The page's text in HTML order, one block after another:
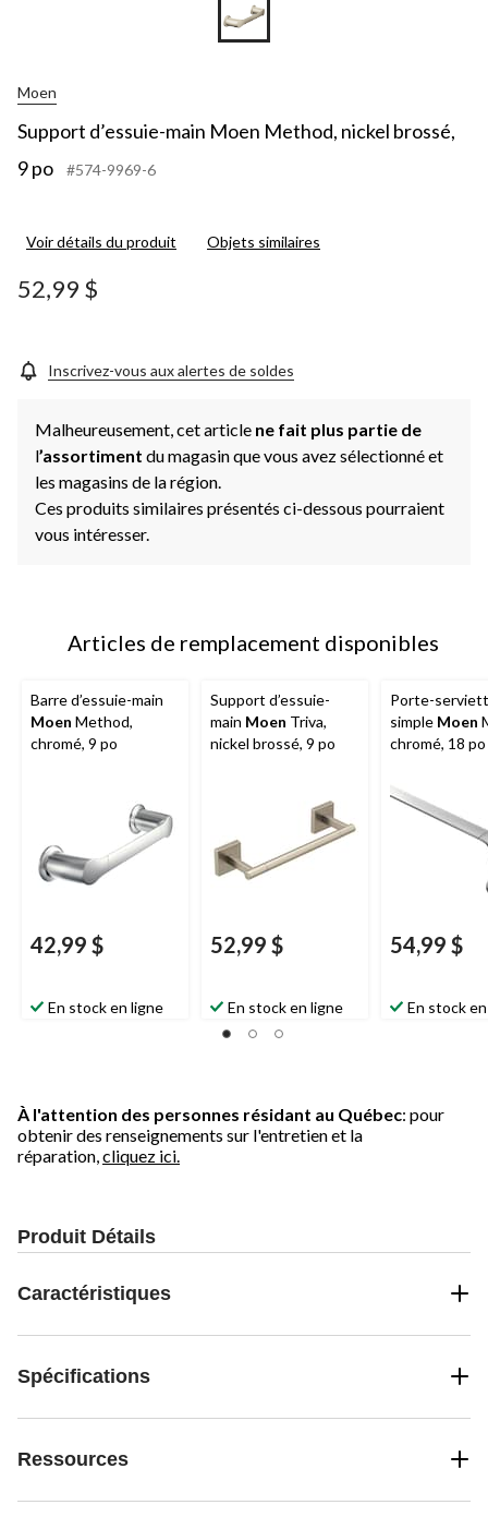
Moen
Support d’essuie-main Moen Method, nickel brossé,
9 po
#574-9969-6
Voir détails du produit Objets similaires
52,99 $
Inscrivez-vous aux alertes de soldes
Malheureusement, cet article ne fait plus partie de
l’assortiment du magasin que vous avez sélectionné et
les magasins de la région.
Ces produits similaires présentés ci-dessous pourraient
vous intéresser.
Articles de remplacement disponibles
Barre d’essuie-main
Moen Method,
chromé, 9 po
42,99 $
En stock en ligne
Support d’essuie-
main Moen Triva,
nickel brossé, 9 po
52,99 $
En stock en ligne
Porte-
simple Moen
chromé, 18 po
54,99 $
En stock
À l'attention des personnes résidant au Québec: pour
obtenir des renseignements sur l'entretien et la
réparation, cliquez ici.
Produit Détails
Caractéristiques
Spécifications
Ressources